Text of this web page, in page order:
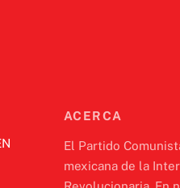
ACERCA
El Partido
mexicana de la